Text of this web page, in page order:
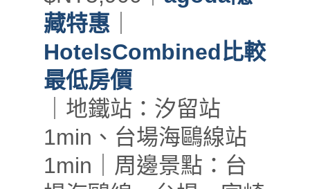
藏特惠
HotelsCombined比較
最低房價
｜地鐵站：汐留站
1min、台場海鷗線站
1min ｜周邊景點：台